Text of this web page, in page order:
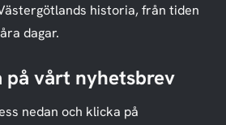
historia, från tiden
dagar.
på vårt nyhetsbrev
nedan och klicka på